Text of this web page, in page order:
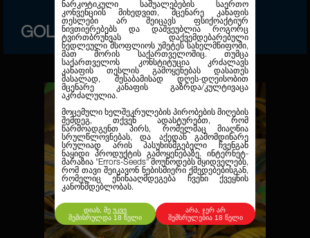
ნარკოტიკული საშუალებების საერთო
კონვენციის მიხედვით, მცენარე კანაფის
თესლები არ შეიცავს ფსიქოაქტიურ
ნივთიერებებს და დაშვეუბლია როგორც
ტვირთბრუნვას დაქვემდებარებული
ნედლეული მსოფლიოს უმეტეს სახელმწიფოში,
მათ შორის საქართველოშიც. თუმცა
საქართველოს კონსტიტუცია კრძალავს
კანაფის თესლის გამოყენებას დასათეს
მასალად, შესაბამისად დღეს-დღეისობით
მცენარე კანაფის გაზრდა/კულტივაცა
აკრძალულია.
მოცემული ხელშეკრულების პირობების მიღების
შემდეგ, თქვენ ადასტურებთ, რომ
წარმოადგენთ პირს, რომელმაც მიაღწია
სრულწლოვნებას, და აქედან გამომდინარე
სრულიად არის პასუხისმგებელი ჩვენგან
ნაყიდი პროდუქტის გამოყენებაზე. ინტერნეტ-
მარაზია "Errors-Seeds" მოუწოდებს მყიდველებს,
რომ თავი შეიკავონ ნებისმიერი ქმედებებისგან,
რომელიც ეწინააღმდეგება ჩვენი ქვეყნის
კანონმდებლობას.
დიახ, მე უკვე
შემისრულდა 18 წელი
არა, ჯერ არ
შემსრულებია 18 წელი
GOLD